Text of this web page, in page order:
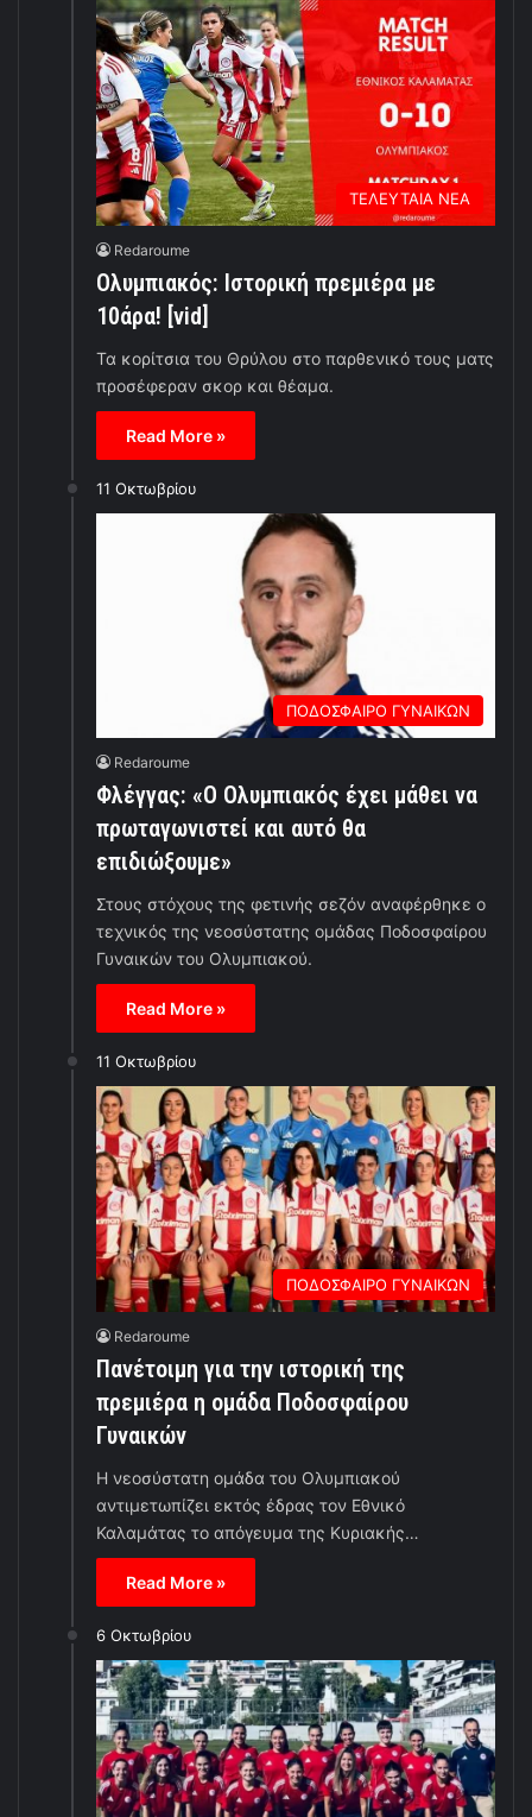
ΤΕΛΕΥΤΑΙΑ ΝΕΑ
Redaroume
Ολυμπιακός: Ιστορική πρεμιέρα με
10άρα! [vid]
Τα κορίτσια του Θρύλου στο παρθενικό τους ματς
προσέφεραν σκορ και θέαμα.
Read More »
11 Οκτωβρίου
ΠΟΔΟΣΦΑΙΡΟ ΓΥΝΑΙΚΩΝ
Redaroume
Φλέγγας: «Ο Ολυμπιακός έχει μάθει να
πρωταγωνιστεί και αυτό θα
επιδιώξουμε»
Στους στόχους της φετινής σεζόν αναφέρθηκε ο
τεχνικός της νεοσύστατης ομάδας Ποδοσφαίρου
Γυναικών του Ολυμπιακού.
Read More »
11 Οκτωβρίου
ΠΟΔΟΣΦΑΙΡΟ ΓΥΝΑΙΚΩΝ
Redaroume
Πανέτοιμη για την ιστορική της
πρεμιέρα η ομάδα Ποδοσφαίρου
Γυναικών
Η νεοσύστατη ομάδα του Ολυμπιακού
αντιμετωπίζει εκτός έδρας τον Εθνικό
Καλαμάτας το απόγευμα της Κυριακής…
Read More »
6 Οκτωβρίου